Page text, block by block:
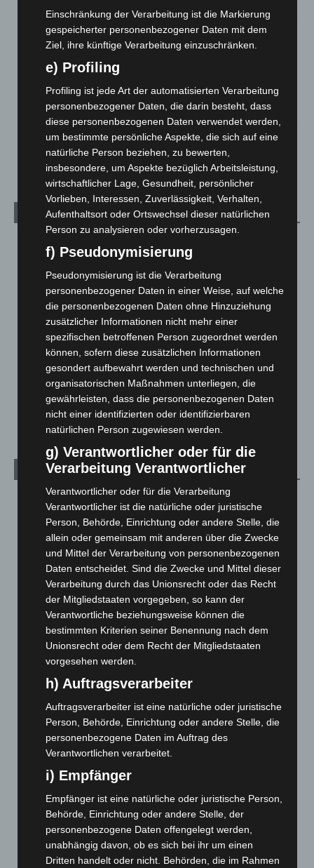
Celle: Mensch stirbt bei Bagger-Unfall auf Baustelle
5. August 2026
Gasleitung bei McDonald’s-Umbau in Langenhagen
beschädigt
5. August 2026
Anklage nach Abschaltung von „Archetyp Market“ erhoben
3. August 2026
Kategorien
Blaulicht
Hannover und Region
5.037
Langenhagen und Ortsteile
3.250
Leserbriefe
Menschen
Über uns
Veranstaltungen
Archiv
August 2026
(12)
Juli 2026(73)
Juni 2026(139)
Mai 2026
April 2026(99)
März 2026(115)
Februar 2026(109)
Januar 2026(122)
Dezember 2025(103)
November 2025(114)
Oktober 2025(112)
September 2025
August 2025(90)
Juli 2025(90)
Juni 2025(103)
Mai 2025(112)
April 2025(88)
März 2025(111)
Einschränkung der Verarbeitung ist die Markierung
gespeicherter personenbezogener Daten mit dem
Ziel, ihre künftige Verarbeitung einzuschränken.
e) Profiling
Profiling ist jede Art der automatisierten Verarbeitung
personenbezogener Daten, die darin besteht, dass
diese personenbezogenen Daten verwendet werden,
um bestimmte persönliche Aspekte, die sich auf eine
natürliche Person beziehen, zu bewerten,
insbesondere, um Aspekte bezüglich Arbeitsleistung,
wirtschaftlicher Lage, Gesundheit, persönlicher
Vorlieben, Interessen, Zuverlässigkeit, Verhalten,
Aufenthaltsort oder Ortswechsel dieser natürlichen
Person zu analysieren oder vorherzusagen.
f) Pseudonymisierung
Pseudonymisierung ist die Verarbeitung
personenbezogener Daten in einer Weise, auf welche
die personenbezogenen Daten ohne Hinzuziehung
zusätzlicher Informationen nicht mehr einer
spezifischen betroffenen Person zugeordnet werden
können, sofern diese zusätzlichen Informationen
gesondert aufbewahrt werden und technischen und
organisatorischen Maßnahmen unterliegen, die
gewährleisten, dass die personenbezogenen Daten
nicht einer identifizierten oder identifizierbaren
natürlichen Person zugewiesen werden.
g) Verantwortlicher oder für die
Verarbeitung Verantwortlicher
Verantwortlicher oder für die Verarbeitung
Verantwortlicher ist die natürliche oder juristische
Person, Behörde, Einrichtung oder andere Stelle, die
allein oder gemeinsam mit anderen über die Zwecke
und Mittel der Verarbeitung von personenbezogenen
Daten entscheidet. Sind die Zwecke und Mittel dieser
Verarbeitung durch das Unionsrecht oder das Recht
der Mitgliedstaaten vorgegeben, so kann der
Verantwortliche beziehungsweise können die
bestimmten Kriterien seiner Benennung nach dem
Unionsrecht oder dem Recht der Mitgliedstaaten
vorgesehen werden.
h) Auftragsverarbeiter
Auftragsverarbeiter ist eine natürliche oder juristische
Person, Behörde, Einrichtung oder andere Stelle, die
personenbezogene Daten im Auftrag des
Verantwortlichen verarbeitet.
i) Empfänger
Empfänger ist eine natürliche oder juristische Person,
Behörde, Einrichtung oder andere Stelle, der
personenbezogene Daten offengelegt werden,
unabhängig davon, ob es sich bei ihr um einen
Dritten handelt oder nicht. Behörden, die im Rahmen